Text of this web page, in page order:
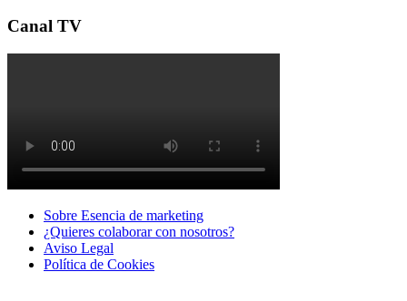
Canal TV
Sobre Esencia de marketing
¿Quieres colaborar con nosotros?
Aviso Legal
Polí­tica de Cookies